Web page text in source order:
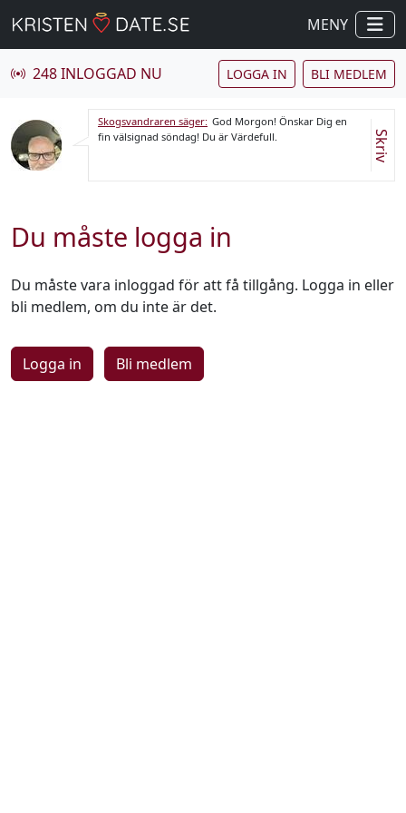
MENY
248 INLOGGAD NU LOGGA IN BLI MEDLEM
Skogsvandraren säger: God Morgon! Önskar Dig en
fin välsignad söndag! Du är Värdefull.
Skriv
Du måste logga in
Du måste vara inloggad för att få tillgång. Logga in eller
bli medlem, om du inte är det.
Logga in